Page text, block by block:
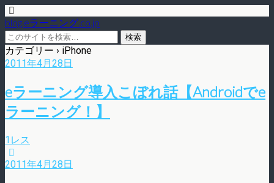
blog.eラーニング.co.jp
カテゴリー › iPhone
2011年4月28日
eラーニング導入こぼれ話【Androidでe
ラーニング！】
1レス
2011年4月28日